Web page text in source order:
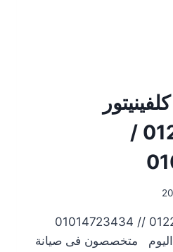
01225025360 /
اتصل الان 01225025360 // 01014723434
اليوم متخصصون فى صيانة